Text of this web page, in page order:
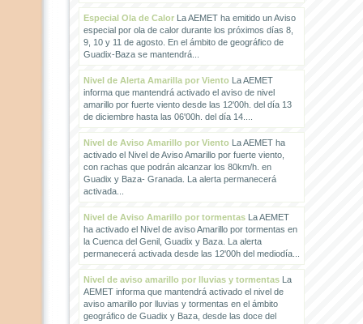
Especial Ola de CalorLa AEMET ha emitido un Aviso
especial por ola de calor durante los próximos días 8,
9, 10 y 11 de agosto. En el ámbito de geográfico de
Guadix-Baza se mantendrá...
Nivel de Alerta Amarilla por VientoLa AEMET
informa que mantendrá activado el aviso de nivel
amarillo por fuerte viento desde las 12'00h. del día 13
de diciembre hasta las 06'00h. del día 14....
Nivel de Aviso Amarillo por VientoLa AEMET ha
activado el Nivel de Aviso Amarillo por fuerte viento,
con rachas que podrán alcanzar los 80km/h. en
Guadix y Baza- Granada. La alerta permanecerá
activada...
Nivel de Aviso Amarillo por tormentasLa AEMET
ha activado el Nivel de aviso Amarillo por tormentas en
la Cuenca del Genil, Guadix y Baza. La alerta
permanecerá activada desde las 12'00h del mediodía...
Nivel de aviso amarillo por lluvias y tormentasLa
AEMET informa que mantendrá activado el nivel de
aviso amarillo por lluvias y tormentas en el ámbito
geográfico de Guadix y Baza, desde las doce del